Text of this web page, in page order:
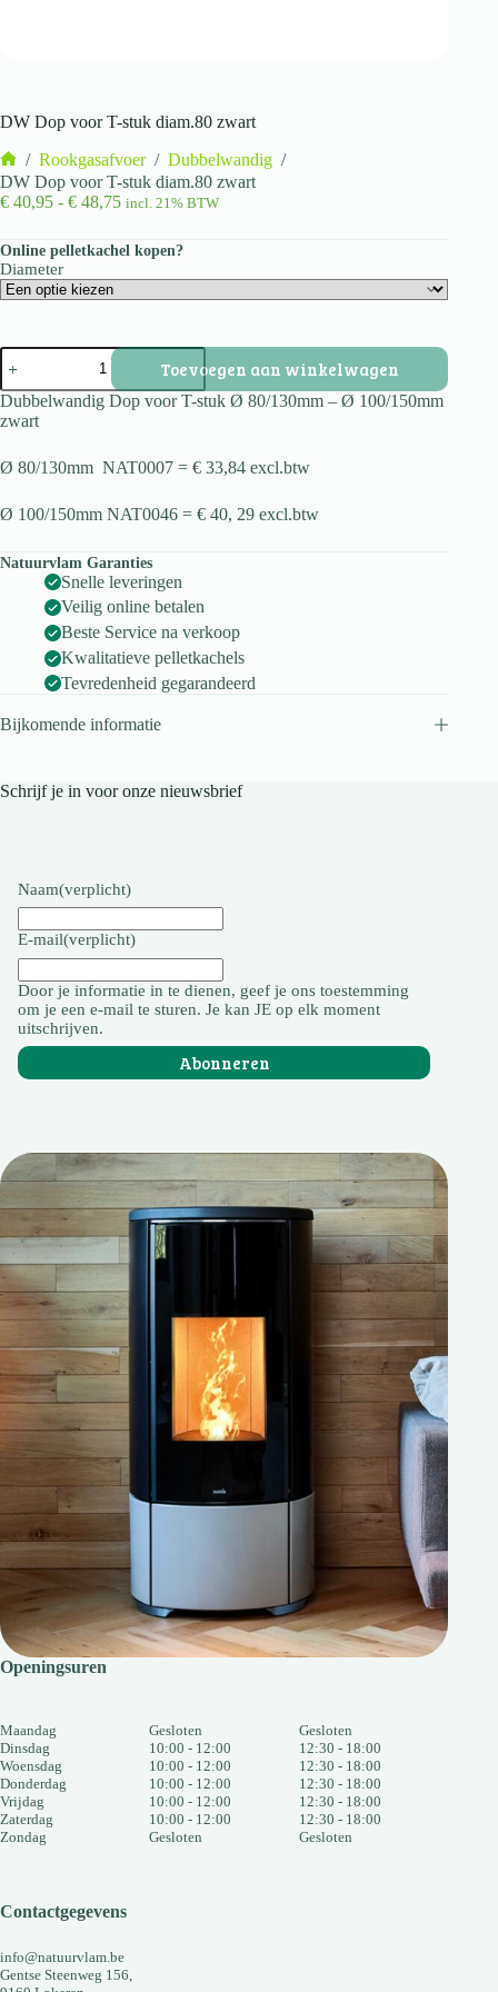
DW Dop voor T-stuk diam.80 zwart
Home
/ Rookgasafvoer / Dubbelwandig /
DW Dop voor T-stuk diam.80 zwart
€ 40,95 - € 48,75Prijsklasse:
tot
€ 48,75
incl. 21% BTW
Online pelletkachel kopen?
Diameter
DW
Dop
voor
T-
stuk
zwart
Toevoegen aan winkelwagen
Dubbelwandig Dop voor T-stuk Ø 80/130mm – Ø 100/150mm
zwart
Ø 80/130mm NAT0007 = € 33,84 excl.btw
Ø 100/150mm NAT0046 = € 40, 29 excl.btw
Natuurvlam Garanties
Snelle leveringen
Veilig online betalen
Beste Service na verkoop
Kwalitatieve pelletkachels
Tevredenheid gegarandeerd
Bijkomende informatie
Schrijf je in voor onze nieuwsbrief
Naam(verplicht)
E-mail(verplicht)
Door je informatie in te dienen, geef je ons toestemming
om je een e-mail te sturen. Je kan JE op elk moment
uitschrijven.
Abonneren
Openingsuren
Maandag
Dinsdag
Woensdag
Donderdag
Vrijdag
Zaterdag
Zondag
Gesloten
10:00 - 12:00
10:00 - 12:00
10:00 - 12:00
10:00 - 12:00
10:00 - 12:00
Gesloten
Gesloten
12:30 - 18:00
12:30 - 18:00
12:30 - 18:00
12:30 - 18:00
12:30 - 18:00
Gesloten
Contactgegevens
info@natuurvlam.be
Gentse Steenweg 156,